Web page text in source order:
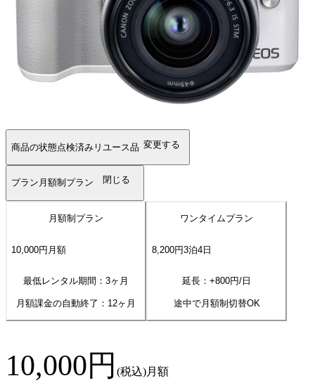
商品の状態点検済みリユース品 変更する
プラン 月額制プラン 閉じる
月額制プラン
10,000円 月額
最低レンタル期間：3ヶ月
月額課金の自動終了： 12ヶ月
ワンタイムプラン
8,200円3泊4日
延長：+800円/日
途中で月額制切替OK
10,000円 (税込)月額